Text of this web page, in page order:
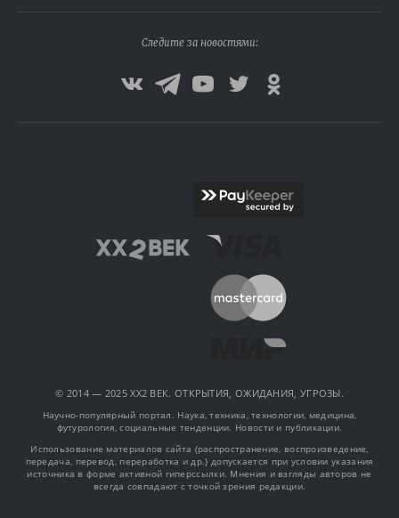
Следите за новостями:
© 2014 — 2025 XX2 ВЕК. ОТКРЫТИЯ, ОЖИДАНИЯ, УГРОЗЫ.
Научно-популярный портал. Наука, техника, технологии, медицина,
футурология, социальные тенденции. Новости и публикации.
Использование материалов сайта (распространение, воспроизведение,
передача, перевод, переработка и др.) допускается при условии указания
источника в форме активной гиперссылки. Мнения и взгляды авторов не
всегда совпадают с точкой зрения редакции.